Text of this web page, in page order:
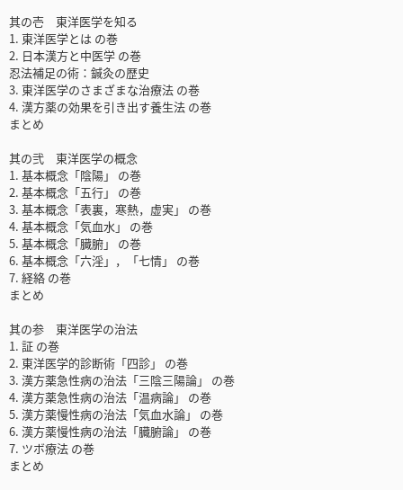
其の壱 東洋医学を知る
1. 東洋医学とは の巻
2. 日本漢方と中医学 の巻
忍法補足の術：鍼灸の歴史
3. 東洋医学のさまざまな治療法 の巻
4. 漢方薬の効果を引き出す養生法 の巻
まとめ
其の弐 東洋医学の概念
1. 基本概念「陰陽」 の巻
2. 基本概念「五行」 の巻
3. 基本概念「表裏，寒熱，虚実」 の巻
4. 基本概念「気血水」 の巻
5. 基本概念「臓腑」 の巻
6. 基本概念「六淫」，「七情」 の巻
7. 経絡 の巻
まとめ
其の参 東洋医学の治法
1. 証 の巻
2. 東洋医学的診断術「四診」 の巻
3. 漢方薬急性病の治法「三陰三陽論」 の巻
4. 漢方薬急性病の治法「温病論」 の巻
5. 漢方薬慢性病の治法「気血水論」 の巻
6. 漢方薬慢性病の治法「臓腑論」 の巻
7. ツボ療法 の巻
まとめ